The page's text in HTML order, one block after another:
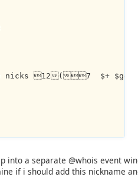
nicks 12(7  $+
a separate @whois event
if i should add this nickname